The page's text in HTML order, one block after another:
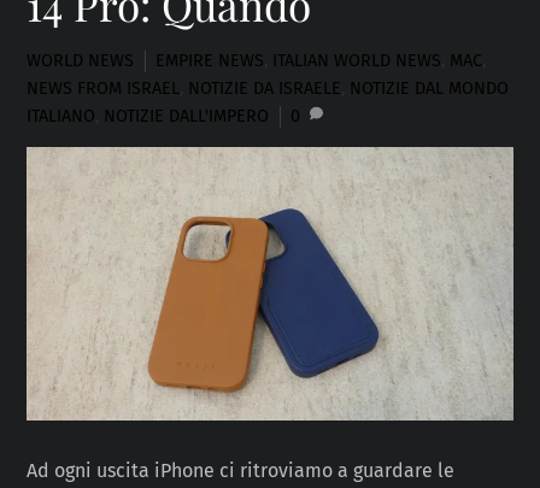
WORLD NEWS EMPIRE NEWS ITALIAN WORLD NEWS MAC
NEWS FROM ISRAEL NOTIZIE DA ISRAELE NOTIZIE DAL MONDO
ITALIANO NOTIZIE DALL'IMPERO 0
Ad ogni uscita iPhone ci ritroviamo a guardare le